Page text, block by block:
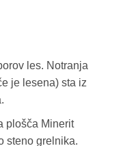
les. Notranja
je lesena) sta iz
plošča Minerit
steno grelnika.